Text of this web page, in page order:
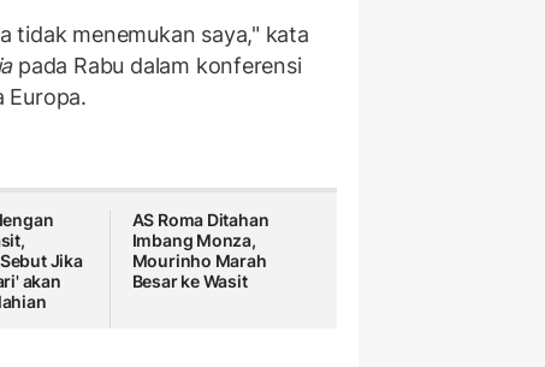
tidak menemukan saya," kata
pada Rabu dalam konferensi
Europa.
Jika
akan
AS Roma Ditahan
Imbang Monza,
Mourinho Marah
Besar ke Wasit